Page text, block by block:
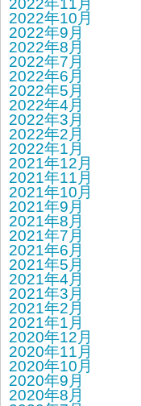
2022年11月
2022年10月
2022年9月
2022年8月
2022年7月
2022年6月
2022年5月
2022年4月
2022年3月
2022年2月
2022年1月
2021年12月
2021年11月
2021年10月
2021年9月
2021年8月
2021年7月
2021年6月
2021年5月
2021年4月
2021年3月
2021年2月
2021年1月
2020年12月
2020年11月
2020年10月
2020年9月
2020年8月